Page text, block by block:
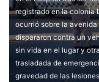
registrado en la colonia
ocurrió sobre la
dispararon contra un
sin vida en el lugar y
trasladada de
gravedad de las